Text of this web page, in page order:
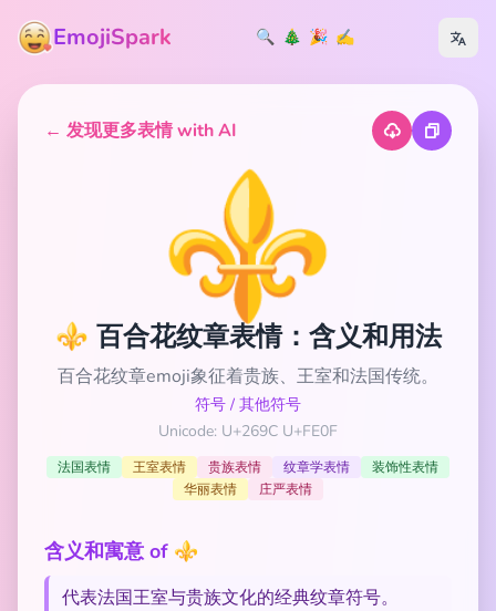
EmojiSpark 🔍 🎄 🎉 ✍️
← 发现更多表情 with AI
⚜️
⚜️ 百合花纹章表情：含义和用法
百合花纹章emoji象征着贵族、王室和法国传统。
符号 / 其他符号
Unicode: U+269C U+FE0F
法国表情 王室表情 贵族表情 纹章学表情
装饰性表情
华丽表情
庄严表情
含义和寓意 of ⚜️
代表法国王室与贵族文化的经典纹章符号。